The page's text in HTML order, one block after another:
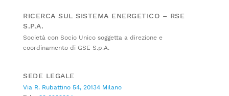
RICERCA SUL SISTEMA ENERGETICO – RSE
S.P.A.
Società con Socio Unico soggetta a direzione e
coordinamento di GSE S.p.A.
SEDE LEGALE
Via R. Rubattino 54, 20134 Milano